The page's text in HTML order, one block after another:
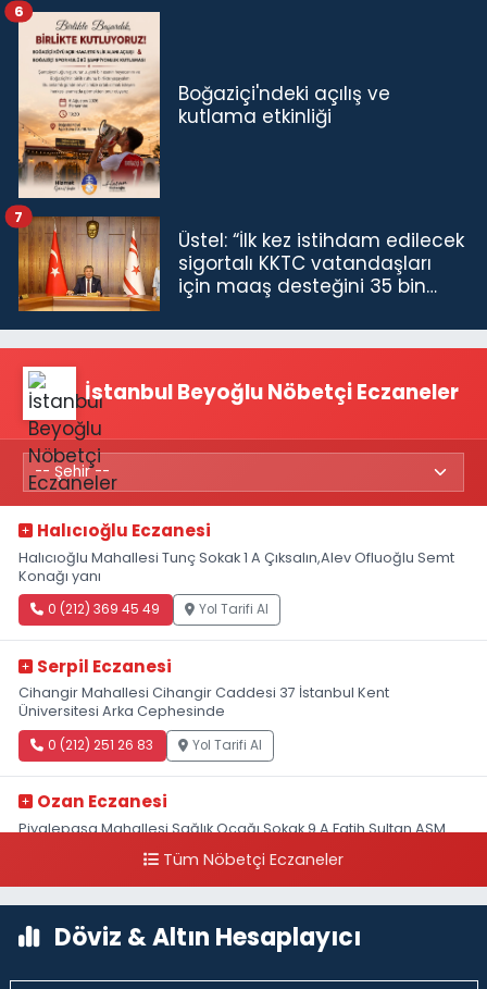
Boğaziçi'ndeki açılış ve
kutlama etkinliği
6
Üstel: “İlk kez istihdam edilecek
sigortalı KKTC vatandaşları
için maaş desteğini 35 bin
7
İstanbul Beyoğlu Nöbetçi Eczaneler
Halıcıoğlu Eczanesi
Halıcıoğlu Mahallesi Tunç Sokak 1 A Çıksalın,Alev Ofluoğlu Semt
Konağı yanı
0 (212) 369 45 49 Yol Tarifi Al
Serpil Eczanesi
Cihangir Mahallesi Cihangir Caddesi 37 İstanbul Kent
Üniversitesi Arka Cephesinde
0 (212) 251 26 83 Yol Tarifi Al
Ozan Eczanesi
Piyalepaşa Mahallesi Sağlık Ocağı Sokak 9 A Fatih Sultan ASM
Tüm Nöbetçi Eczaneler
Döviz & Altın Hesaplayıcı